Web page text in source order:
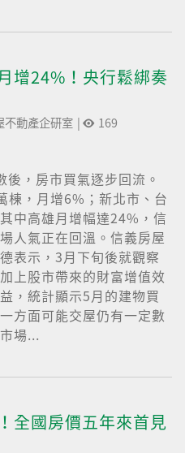
增24%！央行鬆綁奏
不動產企研室 | 169
，房市買氣逐步回流。
棟，月增6%；新北市、台
中高雄月增幅達24%，信
人氣正在回溫。信義房屋
表示，3月下旬後就觀察
上股市帶來的財富增值效
，統計顯示5月的建物買
方面可能交屋仍有一定數
場...
全國房價五年來首見